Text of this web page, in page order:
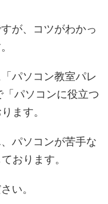
が、コツがわかっ
パソコン教室パレ
パソコンに役立つ
ます。
パソコンが苦手な
おります。
い。